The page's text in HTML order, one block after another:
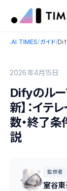
.AI TIMES/ガイド/
2026年4月15日
Difyのルー
新】：イテ
数・終了条
説
監修者
室谷